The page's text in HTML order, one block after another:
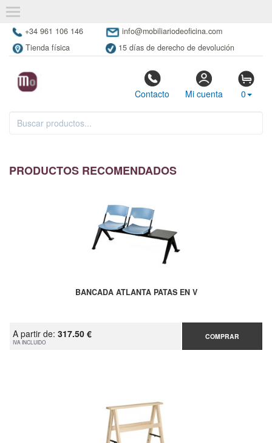
+34 961 106 146
info@mobiliariodeoficina.com
Tienda física
15 días de derecho de devolución
Contacto Mi cuenta 0
PRODUCTOS RECOMENDADOS
BANCADA ATLANTA PATAS EN V
A partir de: 317.50 €
IVA INCLUIDO
COMPRAR